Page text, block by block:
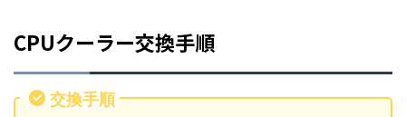
CPUクーラー交換手順
交換手順